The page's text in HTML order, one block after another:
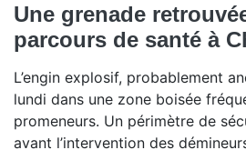
Une grenade
parcours de santé à
L’engin explosif, probablement
lundi dans une zone boisée
promeneurs. Un périmètre de
avant l’intervention des